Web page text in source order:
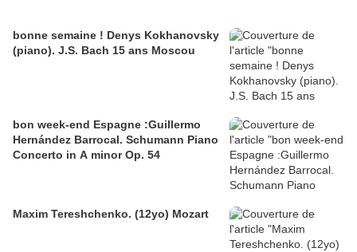
bonne semaine ! Denys Kokhanovsky
(piano). J.S. Bach 15 ans Moscou
bon week-end Espagne :Guillermo
Hernández Barrocal. Schumann Piano
Concerto in A minor Op. 54
Maxim Tereshchenko. (12yo) Mozart